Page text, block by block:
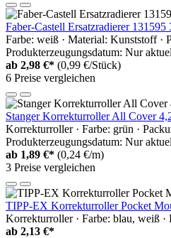
Faber-Castell Ersatzradierer 131595
Farbe: weiß · Material: Kunststoff ·
Produkterzeugungsdatum: Nur
ab 2,98 €* (0,99 €/Stück)
6 Preise vergleichen
Stanger Korrekturroller All Cover
Korrekturroller · Farbe: grün ·
Produkterzeugungsdatum: Nur
ab 1,89 €* (0,24 €/m)
3 Preise vergleichen
TIPP-EX Korrekturroller Pocket
Korrekturroller · Farbe: blau, weiß ·
ab 2,13 €*